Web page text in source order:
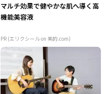
マルチ効果で健やかな肌へ導く高
機能美容液
PR (エリクシール on 美的.com)